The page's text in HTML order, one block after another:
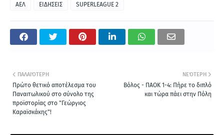
ΑΕΛ ΕΙΔΗΣΕΙΣ SUPERLEAGUE 2
ΝΕΌΤΕΡΗ
Βόλος - ΠΑΟΚ 1-4: Πήρε το διπλό
και τώρα πάει στην Πόλη
ΠΑΛΑΙΌΤΕΡΗ
Πρώτο θετικό αποτέλεσμα του
Παναιτωλικού στο σύνολο της
προϊστορίας στο "Γεώργιος
Καραϊσκάκης"!